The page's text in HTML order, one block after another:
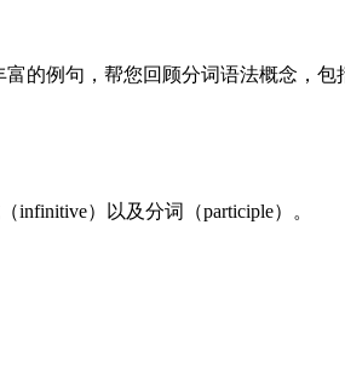
的例句，帮您回顾分词语法概念，
）以及分词（participle）。